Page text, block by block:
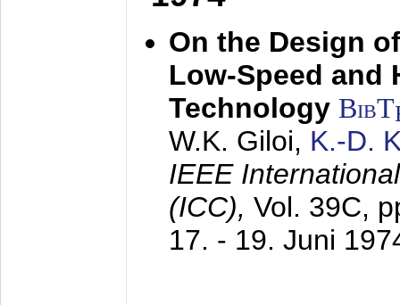
On the Design
Low-Speed and
Technology BibT
W.K. Giloi, K.-D.
IEEE
(ICC), Vol. 39C,
17. - 19. Juni